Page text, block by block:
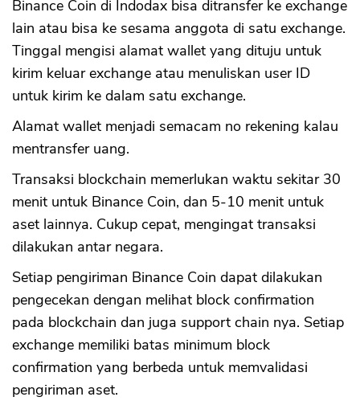
Binance Coin di Indodax bisa ditransfer ke exchange
lain atau bisa ke sesama anggota di satu exchange.
Tinggal mengisi alamat wallet yang dituju untuk
kirim keluar exchange atau menuliskan user ID
untuk kirim ke dalam satu exchange.
Alamat wallet menjadi semacam no rekening kalau
mentransfer uang.
Transaksi blockchain memerlukan waktu sekitar 30
menit untuk Binance Coin, dan 5-10 menit untuk
aset lainnya. Cukup cepat, mengingat transaksi
dilakukan antar negara.
Setiap pengiriman Binance Coin dapat dilakukan
pengecekan dengan melihat block confirmation
pada blockchain dan juga support chain nya. Setiap
exchange memiliki batas minimum block
confirmation yang berbeda untuk memvalidasi
pengiriman aset.